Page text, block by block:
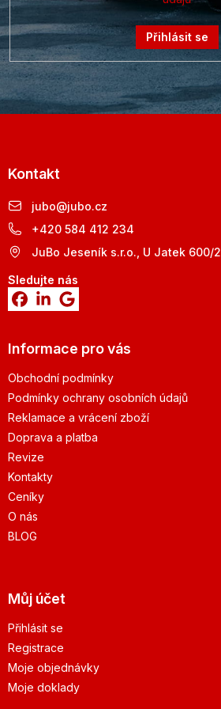
Přihlásit se
Kontakt
jubo@jubo.cz
+420 584 412 234
JuBo Jeseník s.r.o., U Jatek 600/2
Sledujte nás
Informace pro vás
Obchodní podmínky
Podmínky ochrany osobních údajů
Reklamace a vrácení zboží
Doprava a platba
Revize
Kontakty
Ceníky
O nás
BLOG
Můj účet
Přihlásit se
Registrace
Moje objednávky
Moje doklady